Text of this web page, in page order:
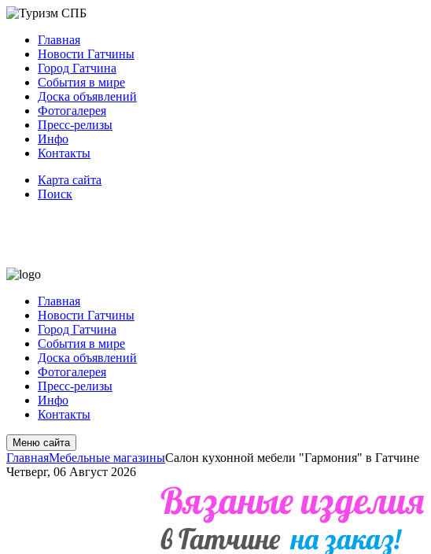
Главная
Новости Гатчины
Город Гатчина
События в мире
Доска объявлений
Фотогалерея
Пресс-релизы
Инфо
Контакты
Карта сайта
Поиск
Главная
Новости Гатчины
Город Гатчина
События в мире
Доска объявлений
Фотогалерея
Пресс-релизы
Инфо
Контакты
Меню сайта
ГлавнаяМебельные магазиныСалон кухонной мебели "Гармония" в Гатчине
Четверг, 06 Август 2026